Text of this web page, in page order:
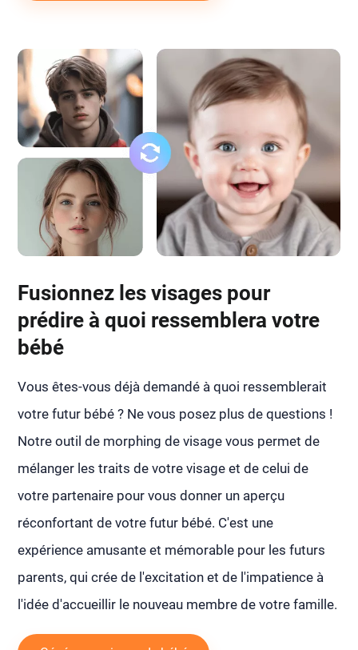
Fusionnez les visages pour
prédire à quoi ressemblera votre
bébé
Vous êtes-vous déjà demandé à quoi ressemblerait
votre futur bébé ? Ne vous posez plus de questions !
Notre outil de morphing de visage vous permet de
mélanger les traits de votre visage et de celui de
votre partenaire pour vous donner un aperçu
réconfortant de votre futur bébé. C'est une
expérience amusante et mémorable pour les futurs
parents, qui crée de l'excitation et de l'impatience à
l'idée d'accueillir le nouveau membre de votre famille.